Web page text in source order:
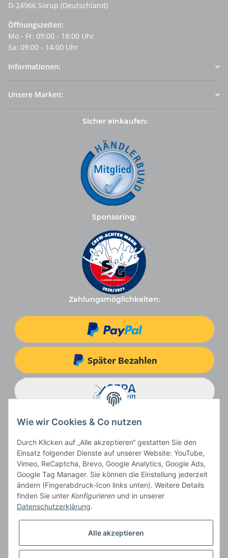
D-24966 Sörup (Deutschland)
Öffnungszeiten:
Mo - Fr: 09:00 - 18:00 Uhr
Sa: 09:00 - 14:00 Uhr
Informationen:
Unsere Marken:
Sicher einkaufen:
Sponsoring:
Zahlungsmöglichkeiten:
Vertrag widerrufen
Wie wir Cookies & Co nutzen
Durch Klicken auf „Alle akzeptieren“ gestatten Sie den
Einsatz folgender Dienste auf unserer Website: YouTube,
Vimeo, ReCaptcha, Brevo, Google Analytics, Google Ads,
Google Tag Manager. Sie können die Einstellung jederzeit
ändern (Fingerabdruck-Icon links unten). Weitere Details
finden Sie unter Konfigurieren und in unserer
Datenschutzerklärung.
Alle akzeptieren